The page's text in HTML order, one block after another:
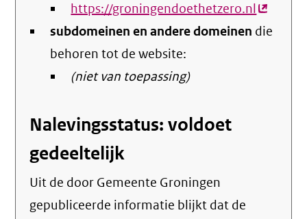
https://groningendoethetzero.nl(externe
link)
subdomeinen en andere domeinen die
behoren tot de website:
(niet van toepassing)
Nalevingsstatus: voldoet
gedeeltelijk
Uit de door Gemeente Groningen
gepubliceerde informatie blijkt dat de